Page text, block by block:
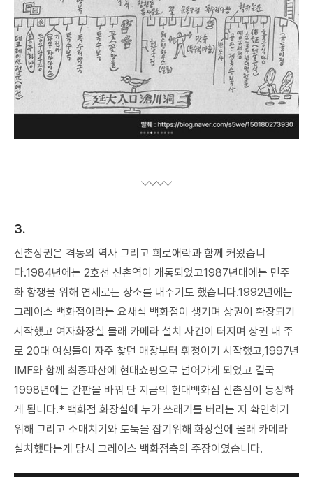
3.
신촌상권은 격동의 역사 그리고 희로애락과 함께 커왔습니
다.1984년에는 2호선 신촌역이 개통되었고1987년대에는 민주
화 항쟁을 위해 연세로는 장소를 내주기도 했습니다.1992년에는
그레이스 백화점이라는 요새식 백화점이 생기며 상권이 확장되기
시작했고 여자화장실 몰래 카메라 설치 사건이 터지며 상권 내 주
로 20대 여성들이 자주 찾던 매장부터 휘청이기 시작했고,1997년
IMF와 함께 최종파산에 현대쇼핑으로 넘어가게 되었고 결국
1998년에는 간판을 바꿔 단 지금의 현대백화점 신촌점이 등장하
게 됩니다.* 백화점 화장실에 누가 쓰래기를 버리는 지 확인하기
위해 그리고 소매치기와 도둑을 잡기위해 화장실에 몰래 카메라
설치했다는게 당시 그레이스 백화점측의 주장이였습니다.